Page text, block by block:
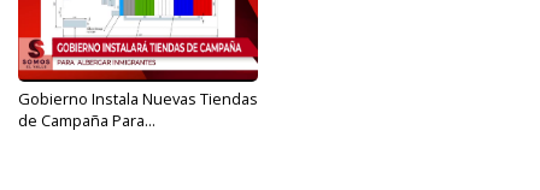
Gobierno Instala Nuevas Tiendas
de Campaña Para...